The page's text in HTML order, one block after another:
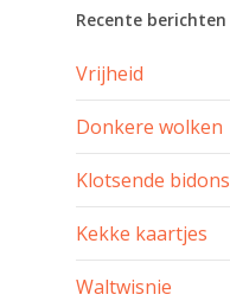
Recente berichten
Vrijheid
Donkere wolken
Klotsende bidons
Kekke kaartjes
Waltwisnie